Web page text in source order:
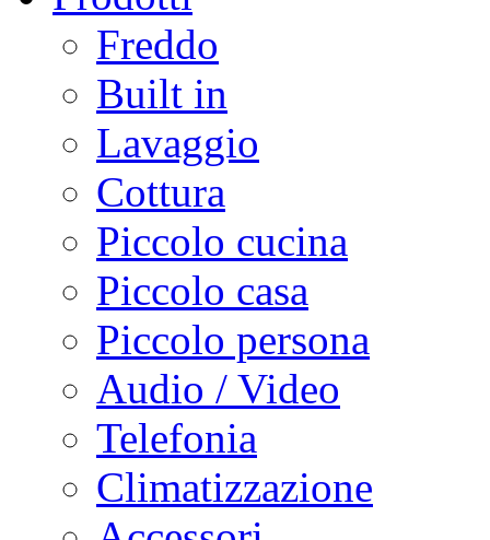
Freddo
Built in
Lavaggio
Cottura
Piccolo cucina
Piccolo casa
Piccolo persona
Audio / Video
Telefonia
Climatizzazione